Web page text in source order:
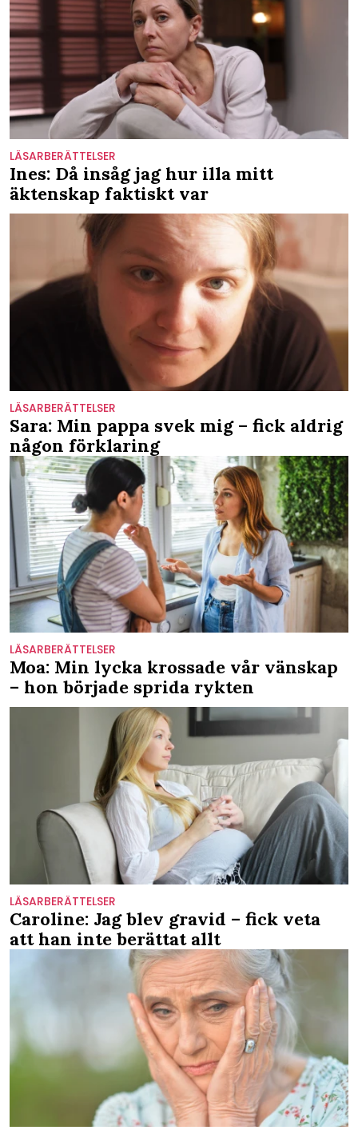
LÄSARBERÄTTELSER
Ines: Då insåg jag hur illa mitt
äktenskap faktiskt var
LÄSARBERÄTTELSER
Sara: Min pappa svek mig – fick aldrig
någon förklaring
LÄSARBERÄTTELSER
Moa: Min lycka krossade vår vänskap
– hon började sprida rykten
LÄSARBERÄTTELSER
Caroline: Jag blev gravid – fick veta
att han inte berättat allt